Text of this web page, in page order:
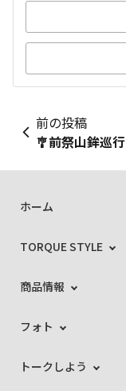
前の投稿
🎐前祭山鉾巡行
ホーム
TORQUE STYLE
商品情報
フォト
トークしよう